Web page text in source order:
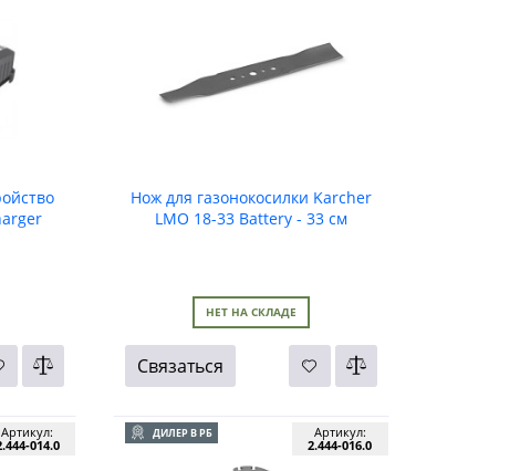
Нож для газонокосилки Karcher
LMO 18-33 Battery - 33 см
НЕТ НА СКЛАДЕ
Связаться
Артикул:
014.0
ДИЛЕР В РБ
Артикул:
2.444-016.0